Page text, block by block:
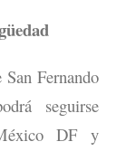
Fernando
seguirse
DF y